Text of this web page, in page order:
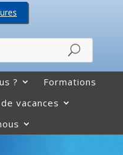
?
Formations
vacances